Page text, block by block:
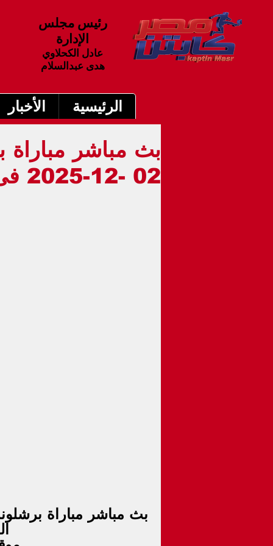
رئيس مجلس
الإدارة
عادل الكحلاوي
هدى عبدالسلام
الرئيسية الأخبار
بث مباشر مباراة
02 -12-2025 فى الدورى الاسبانى 10م